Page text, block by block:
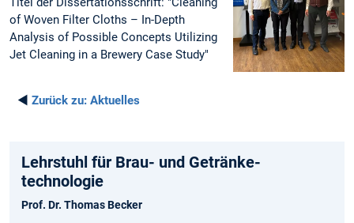
of Woven Filter Cloths – In-Depth
Analysis of Possible Concepts Utilizing
Jet Cleaning in a Brewery Case Study"
◄ Zurück zu: Aktuelles
Lehrstuhl für Brau- und Getränke­
technologie
Prof. Dr. Thomas Becker